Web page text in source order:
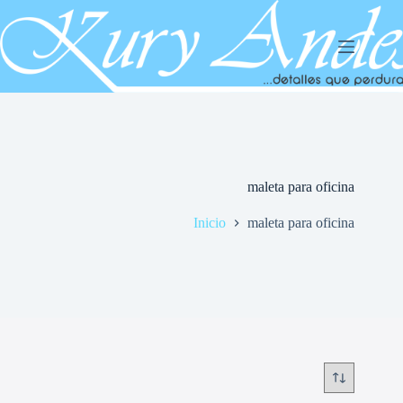
al
contenido
maleta para oficina
Inicio maleta para oficina